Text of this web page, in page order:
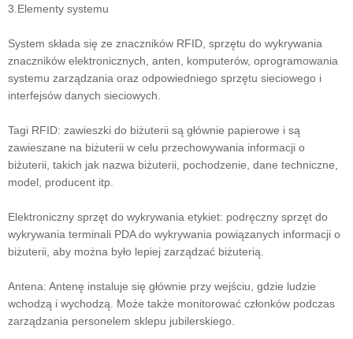
3.Elementy systemu
System składa się ze znaczników RFID, sprzętu do wykrywania
znaczników elektronicznych, anten, komputerów, oprogramowania
systemu zarządzania oraz odpowiedniego sprzętu sieciowego i
interfejsów danych sieciowych.
Tagi RFID: zawieszki do biżuterii są głównie papierowe i są
zawieszane na biżuterii w celu przechowywania informacji o
biżuterii, takich jak nazwa biżuterii, pochodzenie, dane techniczne,
model, producent itp.
Elektroniczny sprzęt do wykrywania etykiet: podręczny sprzęt do
wykrywania terminali PDA do wykrywania powiązanych informacji o
biżuterii, aby można było lepiej zarządzać biżuterią.
Antena: Antenę instaluje się głównie przy wejściu, gdzie ludzie
wchodzą i wychodzą. Może także monitorować członków podczas
zarządzania personelem sklepu jubilerskiego.